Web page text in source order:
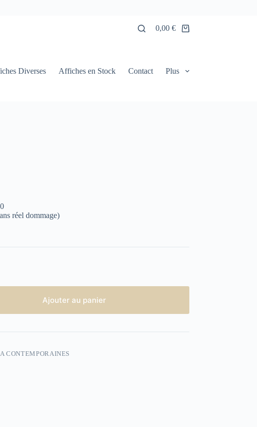
Panier
0,00€
Diverses Affiches en Stock Contact Plus
réel dommage)
Ajouter au panier
CONTEMPORAINES